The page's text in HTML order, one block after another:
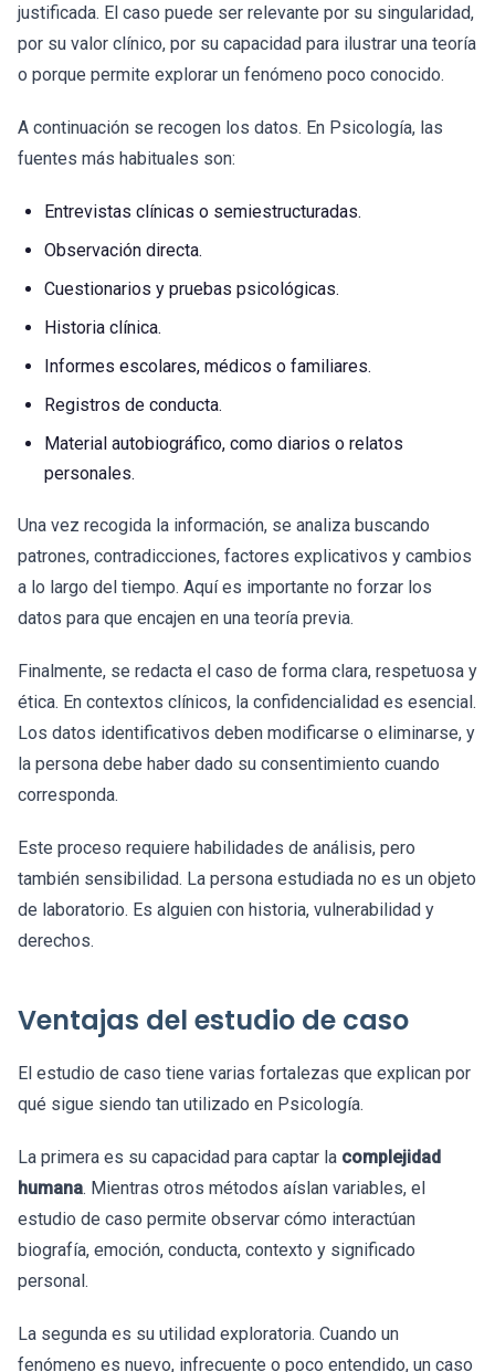
justificada. El caso puede ser relevante por su singularidad,
por su valor clínico, por su capacidad para ilustrar una teoría
o porque permite explorar un fenómeno poco conocido.
A continuación se recogen los datos. En Psicología, las
fuentes más habituales son:
Entrevistas clínicas o semiestructuradas.
Observación directa.
Cuestionarios y pruebas psicológicas.
Historia clínica.
Informes escolares, médicos o familiares.
Registros de conducta.
Material autobiográfico, como diarios o relatos
personales.
Una vez recogida la información, se analiza buscando
patrones, contradicciones, factores explicativos y cambios
a lo largo del tiempo. Aquí es importante no forzar los
datos para que encajen en una teoría previa.
Finalmente, se redacta el caso de forma clara, respetuosa y
ética. En contextos clínicos, la confidencialidad es esencial.
Los datos identificativos deben modificarse o eliminarse, y
la persona debe haber dado su consentimiento cuando
corresponda.
Este proceso requiere habilidades de análisis, pero
también sensibilidad. La persona estudiada no es un objeto
de laboratorio. Es alguien con historia, vulnerabilidad y
derechos.
Ventajas del estudio de caso
El estudio de caso tiene varias fortalezas que explican por
qué sigue siendo tan utilizado en Psicología.
La primera es su capacidad para captar la complejidad
humana. Mientras otros métodos aíslan variables, el
estudio de caso permite observar cómo interactúan
biografía, emoción, conducta, contexto y significado
personal.
La segunda es su utilidad exploratoria. Cuando un
fenómeno es nuevo, infrecuente o poco entendido, un caso